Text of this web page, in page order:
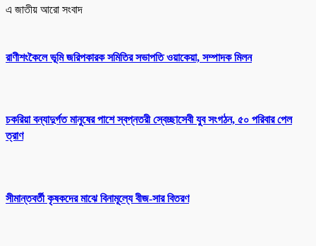
এ জাতীয় আরো সংবাদ
রাণীশংকৈলে ভূমি জরিপকারক সমিতির সভাপতি ওয়াকেয়া, সম্পাদক মিলন
চকরিয়া বন্যাদুর্গত মানুষের পাশে স্বপ্নতরী স্বেচ্ছাসেবী যুব সংগঠন, ৫০ পরিবার পেল
ত্রাণ
সীমান্তবর্তী কৃষকদের মাঝে বিনামূল্যে বীজ-সার বিতরণ